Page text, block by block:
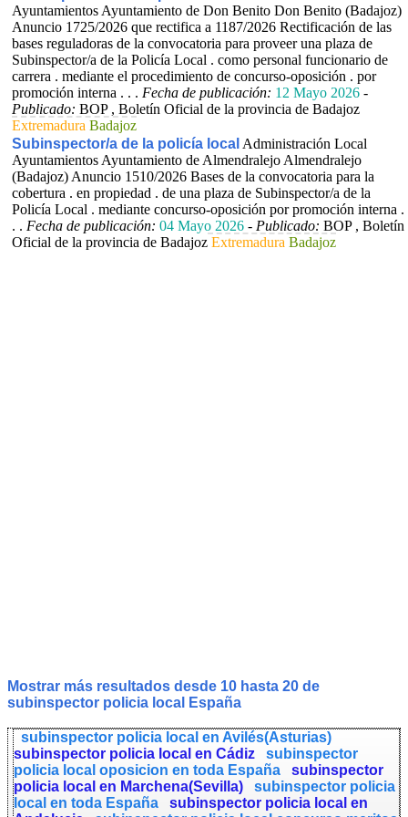
Ayuntamientos Ayuntamiento de Don Benito Don Benito (Badajoz)
Anuncio 1725/2026 que rectifica a 1187/2026 Rectificación de las
bases reguladoras de la convocatoria para proveer una plaza de
Subinspector/a de la Policía Local . como personal funcionario de
carrera . mediante el procedimiento de concurso-oposición . por
promoción interna . . . Fecha de publicación: 12 Mayo 2026 -
Publicado: BOP , Boletín Oficial de la provincia de Badajoz
Extremadura Badajoz
Subinspector/a de la policía local Administración Local
Ayuntamientos Ayuntamiento de Almendralejo Almendralejo
(Badajoz) Anuncio 1510/2026 Bases de la convocatoria para la
cobertura . en propiedad . de una plaza de Subinspector/a de la
Policía Local . mediante concurso-oposición por promoción interna .
. . Fecha de publicación: 04 Mayo 2026 - Publicado: BOP , Boletín
Oficial de la provincia de Badajoz Extremadura Badajoz
Mostrar más resultados desde 10 hasta 20 de
subinspector policia local
España
subinspector policia local en Avilés(Asturias)
subinspector policia local en Cádiz
subinspector
policia local oposicion en toda España
subinspector
policia local en Marchena(Sevilla)
subinspector policia
local en toda España
subinspector policia local en